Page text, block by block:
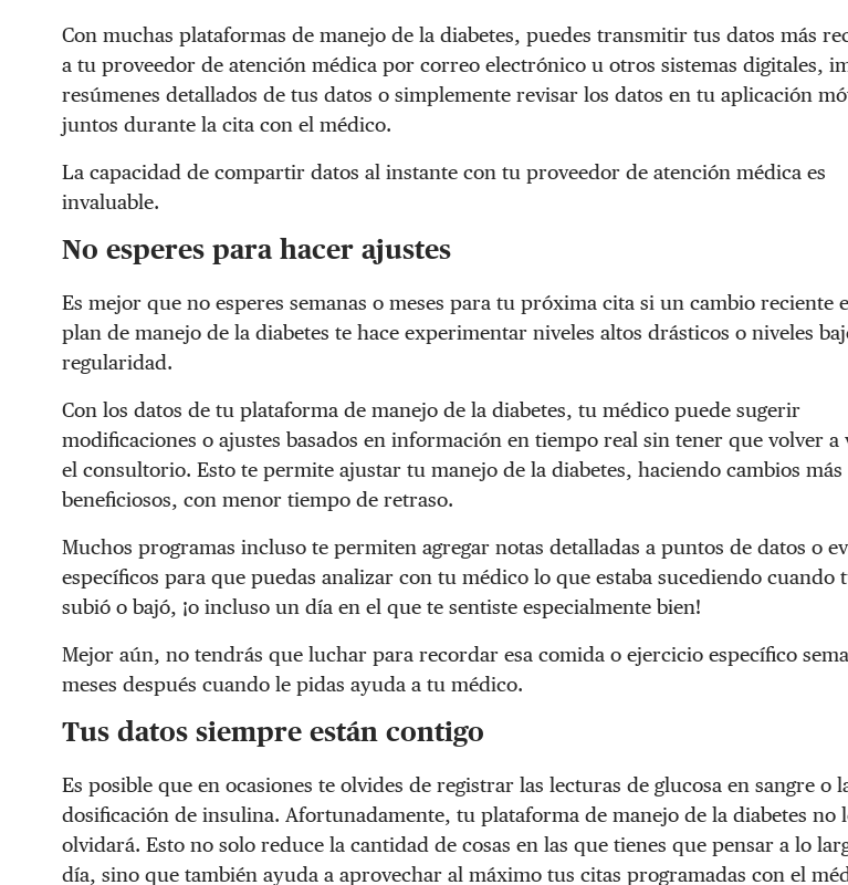
Con muchas plataformas de manejo de la diabetes, puedes transmitir tus datos más
a tu proveedor de atención médica por correo electrónico u otros sistemas digitales,
resúmenes detallados de tus datos o simplemente revisar los datos en tu aplicación
juntos durante la cita con el médico.
La capacidad de compartir datos al instante con tu proveedor de atención médica es
invaluable.
No esperes para hacer ajustes
Es mejor que no esperes semanas o meses para tu próxima cita si un cambio reciente
plan de manejo de la diabetes te hace experimentar niveles altos drásticos o niveles
regularidad.
Con los datos de tu plataforma de manejo de la diabetes, tu médico puede sugerir
modificaciones o ajustes basados ​​en información en tiempo real sin tener que volver a
el consultorio. Esto te permite ajustar tu manejo de la diabetes, haciendo cambios más
beneficiosos, con menor tiempo de retraso.
Muchos programas incluso te permiten agregar notas detalladas a puntos de datos o
específicos para que puedas analizar con tu médico lo que estaba sucediendo cuando
subió o bajó, ¡o incluso un día en el que te sentiste especialmente bien!
Mejor aún, no tendrás que luchar para recordar esa comida o ejercicio específico
meses después cuando le pidas ayuda a tu médico.
Tus datos siempre están contigo
Es posible que en ocasiones te olvides de registrar las lecturas de glucosa en sangre o
dosificación de insulina. Afortunadamente, tu plataforma de manejo de la diabetes no
olvidará. Esto no solo reduce la cantidad de cosas en las que tienes que pensar a lo
día, sino que también ayuda a aprovechar al máximo tus citas programadas con el